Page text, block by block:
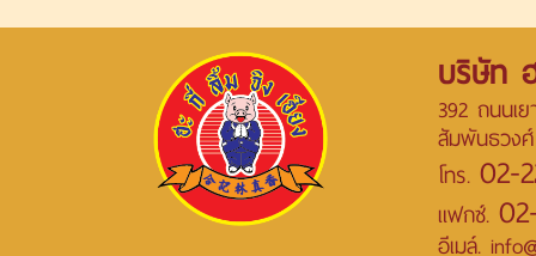
บริษัท
392 ถนนเ
สัมพันธวง
โทร. 02-
แฟกซ์.
อีเมล์.